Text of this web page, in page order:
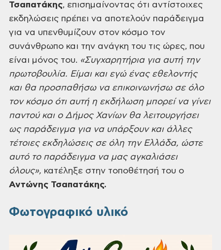
Τσαπατάκης, επισημαίνοντας ότι αντίστοιχες
εκδηλώσεις πρέπει να αποτελούν παράδειγμα
για να υπενθυμίζουν στον κόσμο τον
συνάνθρωπο και την ανάγκη του τις ώρες, που
είναι μόνος του. «Συγχαρητήρια για αυτή την
πρωτοβουλία. Είμαι και εγώ ένας εθελοντής
και θα προσπαθήσω να επικοινωνήσω σε όλο
τον κόσμο ότι αυτή η εκδήλωση μπορεί να γίνει
παντού και ο Δήμος Χανίων θα λειτουργήσει
ως παράδειγμα για να υπάρξουν και άλλες
τέτοιες εκδηλώσεις σε όλη την Ελλάδα, ώστε
αυτό το παράδειγμα να μας αγκαλιάσει
όλους», κατέληξε στην τοποθέτησή του ο
Αντώνης Τσαπατάκης.
Φωτογραφικό υλικό